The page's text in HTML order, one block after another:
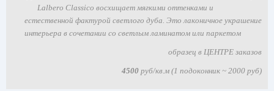
Lalbero Classico восхищает мягкими оттенками и
естественной фактурой светлого дуба. Это лаконичное украшение
интерьера в сочетании со светлым ламинатом или паркетом
образец в ЦЕНТРЕ заказов
4500 руб/кв.м (1 подоконник ~ 2000 руб)